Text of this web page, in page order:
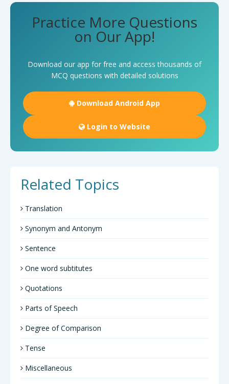
Practice More Questions
on Our App!
Download our app for free and access thousands of
MCQ questions with detailed solutions
Download Android App
Login to Website
Related Topics
Translation
Synonym and Antonym
Sentence
One word subtitutes
Quotations
Parts of Speech
Degree of Comparison
Tense
Miscellaneous